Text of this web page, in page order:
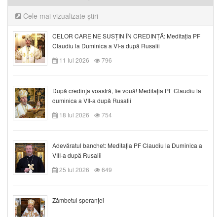
Cele mai vizualizate știri
CELOR CARE NE SUSȚIN ÎN CREDINȚĂ: Meditația PF
Claudiu la Duminica a VI-a după Rusalii
11 Iul 2026
796
După credinţa voastră, fie vouă! Meditația PF Claudiu la
duminica a VII-a după Rusalii
18 Iul 2026
754
Adevăratul banchet: Meditația PF Claudiu la Duminica a
VIII-a după Rusalii
25 Iul 2026
649
Zâmbetul speranței